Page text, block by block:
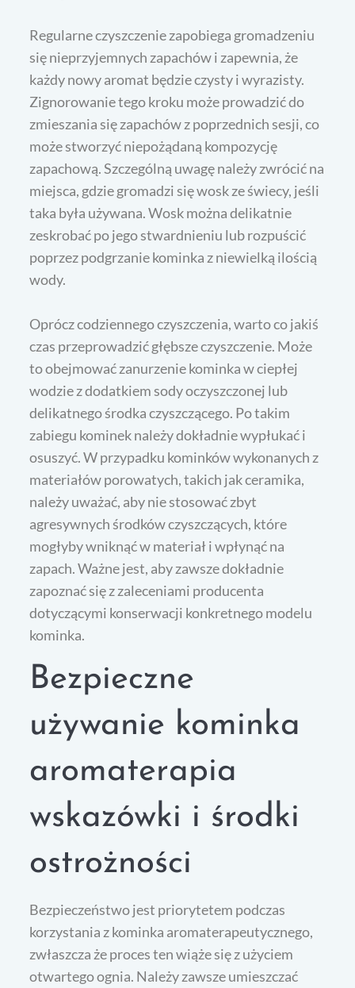
Regularne czyszczenie zapobiega gromadzeniu
się nieprzyjemnych zapachów i zapewnia, że
każdy nowy aromat będzie czysty i wyrazisty.
Zignorowanie tego kroku może prowadzić do
zmieszania się zapachów z poprzednich sesji, co
może stworzyć niepożądaną kompozycję
zapachową. Szczególną uwagę należy zwrócić na
miejsca, gdzie gromadzi się wosk ze świecy, jeśli
taka była używana. Wosk można delikatnie
zeskrobać po jego stwardnieniu lub rozpuścić
poprzez podgrzanie kominka z niewielką ilością
wody.
Oprócz codziennego czyszczenia, warto co jakiś
czas przeprowadzić głębsze czyszczenie. Może
to obejmować zanurzenie kominka w ciepłej
wodzie z dodatkiem sody oczyszczonej lub
delikatnego środka czyszczącego. Po takim
zabiegu kominek należy dokładnie wypłukać i
osuszyć. W przypadku kominków wykonanych z
materiałów porowatych, takich jak ceramika,
należy uważać, aby nie stosować zbyt
agresywnych środków czyszczących, które
mogłyby wniknąć w materiał i wpłynąć na
zapach. Ważne jest, aby zawsze dokładnie
zapoznać się z zaleceniami producenta
dotyczącymi konserwacji konkretnego modelu
kominka.
Bezpieczne
używanie kominka
aromaterapia
wskazówki i środki
ostrożności
Bezpieczeństwo jest priorytetem podczas
korzystania z kominka aromaterapeutycznego,
zwłaszcza że proces ten wiąże się z użyciem
otwartego ognia. Należy zawsze umieszczać